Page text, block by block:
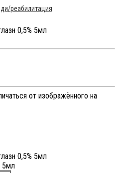
реабилитация
от изображённого на
5мл